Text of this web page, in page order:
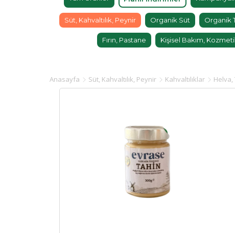
Süt, Kahvaltılık, Peynir Organik Süt Organik
Fırın, Pastane Kişisel Bakım,
Anasayfa Süt, Kahvaltılık, Peynir Kahvaltılıklar Helva,